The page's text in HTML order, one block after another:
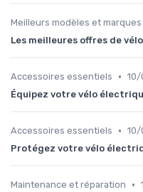
Meilleurs modèles et marques
Les meilleures offres de
Accessoires essentiels • 10/
Équipez votre vélo
Accessoires essentiels • 10/
Protégez votre vélo
Maintenance et réparation •